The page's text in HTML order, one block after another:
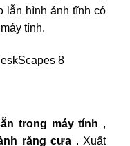
lẫn hình ảnh tĩnh có
tính.
trong máy tính ,
răng cưa . Xuất